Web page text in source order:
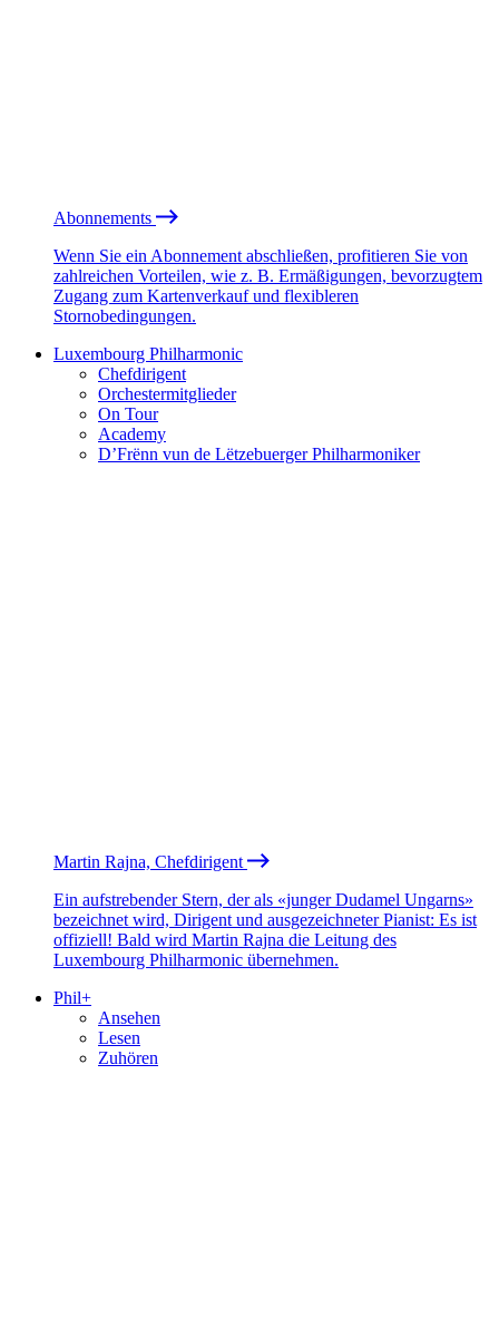
Abonnements
Wenn Sie ein Abonnement abschließen, profitieren Sie von
zahlreichen Vorteilen, wie z. B. Ermäßigungen, bevorzugtem
Zugang zum Kartenverkauf und flexibleren
Stornobedingungen.
Luxembourg Philharmonic
Chefdirigent
Orchestermitglieder
On Tour
Academy
D’Frënn vun de Lëtzebuerger Philharmoniker
Martin Rajna, Chefdirigent
Ein aufstrebender Stern, der als «junger Dudamel Ungarns»
bezeichnet wird, Dirigent und ausgezeichneter Pianist: Es ist
offiziell! Bald wird Martin Rajna die Leitung des
Luxembourg Philharmonic übernehmen.
Phil+
Ansehen
Lesen
Zuhören